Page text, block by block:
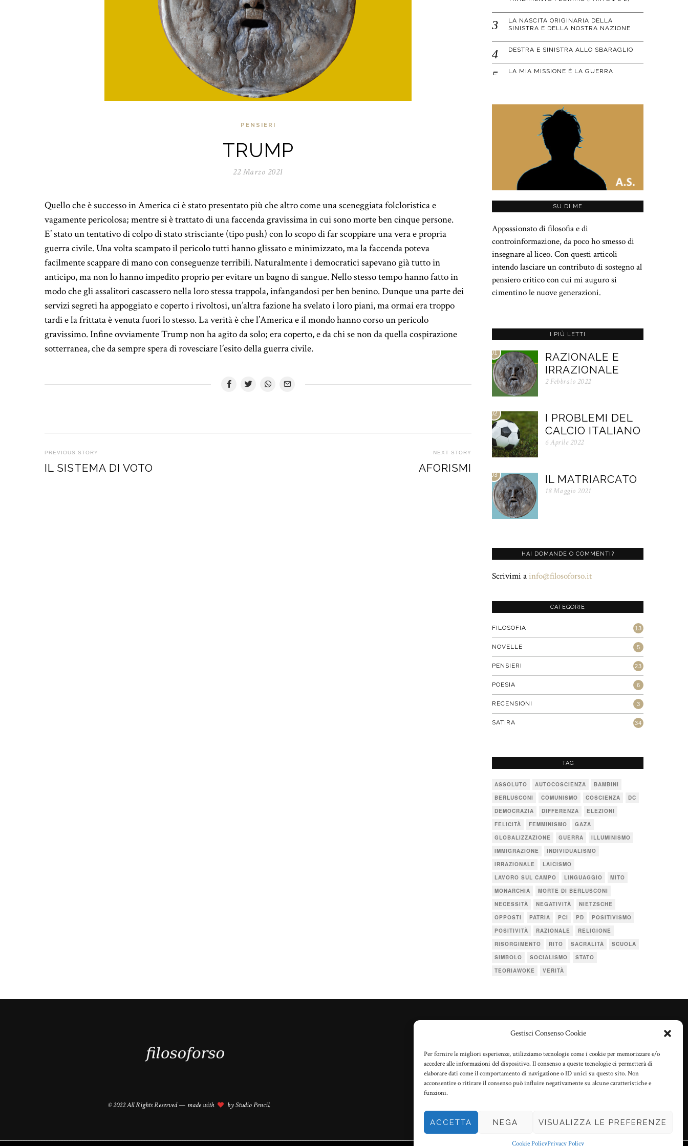
Gestisci Consenso Cookie
Per fornire le migliori esperienze, utilizziamo tecnologie come i cookie per memorizzare e/o
accedere alle informazioni del dispositivo. Il consenso a queste tecnologie ci permetterà di
elaborare dati come il comportamento di navigazione o ID unici su questo sito. Non
acconsentire o ritirare il consenso può influire negativamente su alcune caratteristiche e
funzioni.
ACCETTA NEGA VISUALIZZA LE PREFERENZE
Cookie PolicyPrivacy Policy
PENSIERI
TRUMP
22 Marzo 2021
Quello che è successo in America ci è stato presentato più che altro come una sceneggiata folcloristica e
vagamente pericolosa; mentre si è trattato di una faccenda gravissima in cui sono morte ben cinque persone.
E’ stato un tentativo di colpo di stato strisciante (tipo push) con lo scopo di far scoppiare una vera e propria
guerra civile. Una volta scampato il pericolo tutti hanno glissato e minimizzato, ma la faccenda poteva
facilmente scappare di mano con conseguenze terribili. Naturalmente i democratici sapevano già tutto in
anticipo, ma non lo hanno impedito proprio per evitare un bagno di sangue. Nello stesso tempo hanno fatto in
modo che gli assalitori cascassero nella loro stessa trappola, infangandosi per ben benino. Dunque una parte dei
servizi segreti ha appoggiato e coperto i rivoltosi, un’altra fazione ha svelato i loro piani, ma ormai era troppo
tardi e la frittata è venuta fuori lo stesso. La verità è che l’America e il mondo hanno corso un pericolo
gravissimo. Infine ovviamente Trump non ha agito da solo; era coperto, e da chi se non da quella cospirazione
sotterranea, che da sempre spera di rovesciare l’esito della guerra civile.
NAVIGAZIONE
PREVIOUS STORY
Previous
IL SISTEMA DI VOTO
NEXT STORY
AFORISMI
LA NASCITA ORIGINARIA DELLA
SINISTRA E DELLA NOSTRA NAZIONE
DESTRA E SINISTRA ALLO SBARAGLIO
LA MIA MISSIONE È LA GUERRA
SU DI ME
Appassionato di filosofia e di
controinformazione, da poco ho smesso di
insegnare al liceo. Con questi articoli
intendo lasciare un contributo di sostegno al
pensiero critico con cui mi auguro si
cimentino le nuove generazioni.
I PIÙ LETTI
01
RAZIONALE E
IRRAZIONALE
2 Febbraio 2022
02
I PROBLEMI DEL
CALCIO ITALIANO
6 Aprile 2022
03 IL MATRIARCATO
18 Maggio 2021
HAI DOMANDE O COMMENTI?
Scrivimi ainfo@filosoforso.it
CATEGORIE
FILOSOFIA 13
NOVELLE 5
PENSIERI 23
POESIA 6
RECENSIONI 3
SATIRA 34
TAG
ASSOLUTO AUTOCOSCIENZA
BAMBINI
BERLUSCONI
COMUNISMO COSCIENZA
DC
DEMOCRAZIA
DIFFERENZA
ELEZIONI
FELICITÀ
FEMMINISMO
GAZA
GLOBALIZZAZIONE
GUERRA
ILLUMINISMO
IMMIGRAZIONE
INDIVIDUALISMO
IRRAZIONALE
LAICISMO
LAVORO SUL CAMPO
LINGUAGGIO
MITO
MONARCHIA
MORTE DI BERLUSCONI
NECESSITÀ
NEGATIVITÀ
NIETZSCHE
OPPOSTI
PATRIA PCI PD
POSITIVISMO
POSITIVITÀ
RAZIONALE
RELIGIONE
RISORGIMENTO
RITO SACRALITÀ
SCUOLA
SIMBOLO
SOCIALISMO
STATO
TEORIAWOKE
VERITÀ
© 2022 All Rights Reserved — made with byStudio Pencil.
TERMINI D’USO
PRIVACY POLICY
COOKIE POLICY (UE)